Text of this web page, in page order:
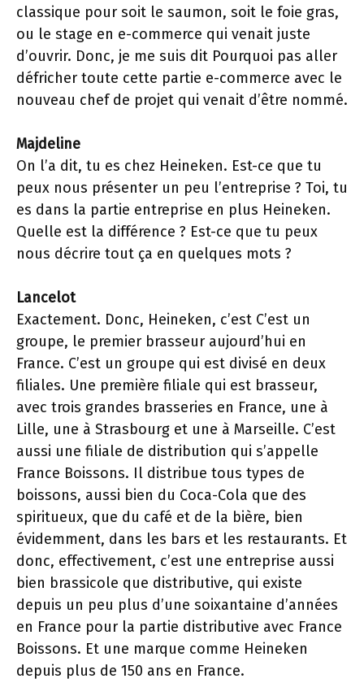
classique pour soit le saumon, soit le foie gras,
ou le stage en e-commerce qui venait juste
d’ouvrir. Donc, je me suis dit Pourquoi pas aller
défricher toute cette partie e-commerce avec le
nouveau chef de projet qui venait d’être nommé.
Majdeline
On l’a dit, tu es chez Heineken. Est-ce que tu
peux nous présenter un peu l’entreprise ? Toi, tu
es dans la partie entreprise en plus Heineken.
Quelle est la différence ? Est-ce que tu peux
nous décrire tout ça en quelques mots ?
Lancelot
Exactement. Donc, Heineken, c’est C’est un
groupe, le premier brasseur aujourd’hui en
France. C’est un groupe qui est divisé en deux
filiales. Une première filiale qui est brasseur,
avec trois grandes brasseries en France, une à
Lille, une à Strasbourg et une à Marseille. C’est
aussi une filiale de distribution qui s’appelle
France Boissons. Il distribue tous types de
boissons, aussi bien du Coca-Cola que des
spiritueux, que du café et de la bière, bien
évidemment, dans les bars et les restaurants. Et
donc, effectivement, c’est une entreprise aussi
bien brassicole que distributive, qui existe
depuis un peu plus d’une soixantaine d’années
en France pour la partie distributive avec France
Boissons. Et une marque comme Heineken
depuis plus de 150 ans en France.